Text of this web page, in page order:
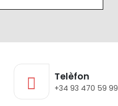
Telèfon
+34 93 470 59 99